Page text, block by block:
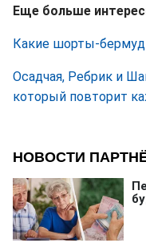
Еще больше
Какие шорты-
Осадчая, Ребрик и
который повторит